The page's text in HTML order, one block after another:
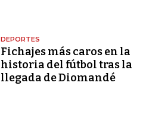
DEPORTES
Fichajes más caros en la
historia del fútbol tras la
llegada de Diomandé